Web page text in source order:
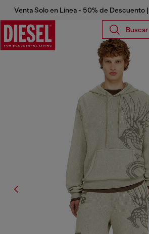
Venta Solo en Línea - 50% de Descuento
Buscar